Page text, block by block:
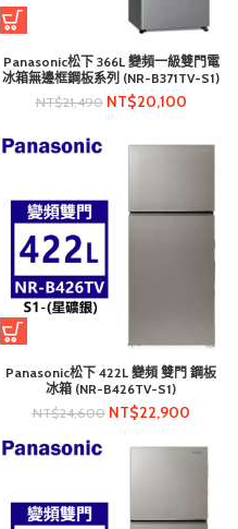
Panasonic松下 366L 變頻一級雙門電
冰箱無邊框鋼板系列 (NR-B371TV-S1)
NT$21,490 NT$20,100
Panasonic松下 422L 變頻 雙門 鋼板
冰箱 (NR-B426TV-S1)
NT$24,600 NT$22,900